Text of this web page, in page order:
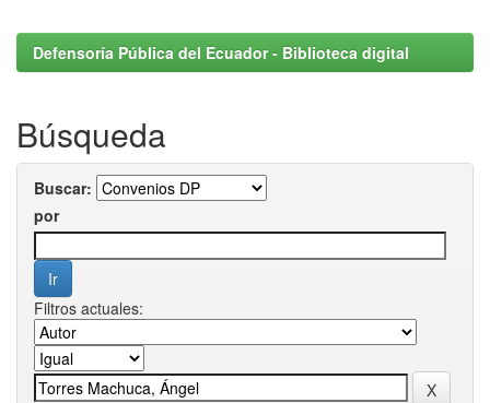
Defensoría Pública del Ecuador - Biblioteca digital
Búsqueda
Buscar:
por
Filtros actuales: